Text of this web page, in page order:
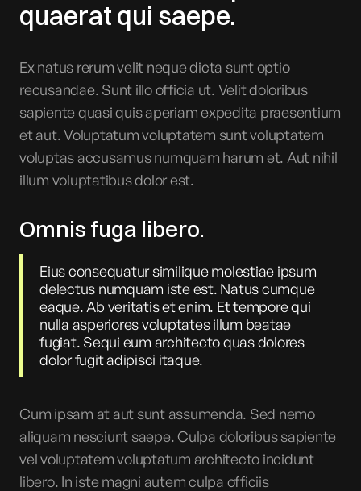
quaerat qui saepe.
Ex natus rerum velit neque dicta sunt optio
recusandae. Sunt illo officia ut. Velit doloribus
sapiente quasi quis aperiam expedita praesentium
et aut. Voluptatum voluptatem sunt voluptatem
voluptas accusamus numquam harum et. Aut nihil
illum voluptatibus dolor est.
Omnis fuga libero.
Eius consequatur similique molestiae ipsum
delectus numquam iste est. Natus cumque
eaque. Ab veritatis et enim. Et tempore qui
nulla asperiores voluptates illum beatae
fugiat. Sequi eum architecto quas dolores
dolor fugit adipisci itaque.
Cum ipsam at aut sunt assumenda. Sed nemo
aliquam nesciunt saepe. Culpa doloribus sapiente
vel voluptatem voluptatum architecto incidunt
libero. In iste magni autem culpa officiis